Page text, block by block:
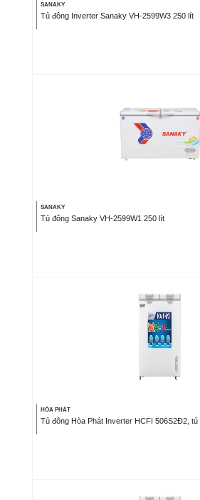
SANAKY
Tủ đông Inverter Sanaky VH-2599W3 250 lít
SANAKY
Tủ đông Sanaky VH-2599W1 250 lít
HÒA PHÁT
Tủ đông Hòa Phát Inverter HCFI 506S2Đ2, tủ